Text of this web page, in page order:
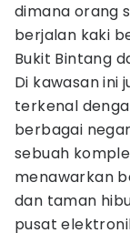
dimana orang
berjalan kaki
Bukit Bintang
Di kawasan ini
terkenal
berbagai
sebuah
menawarkan
dan taman
pusat